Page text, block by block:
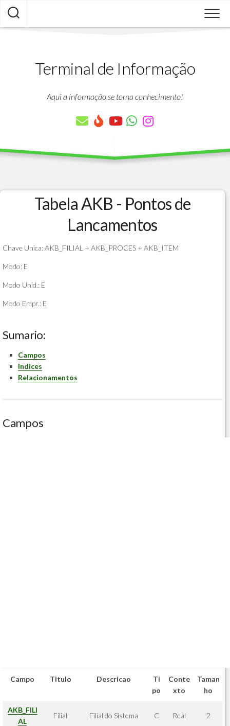
Skip
content
Terminal de Informação
Aqui a informação se torna conhecimento!
Tabela AKB - Pontos de
Lancamentos
Chave Unica: AKB_FILIAL + AKB_PROCES + AKB_ITEM
Modo: E
Modo Unid.: E
Modo Empr.: E
Sumario:
Campos
Indices
Relacionamentos
Campos
Campo Titulo Descricao
Ti
po
Conte
xto
Taman
ho
AKB_FILI
AL
Filial Filial do Sistema C Real 2